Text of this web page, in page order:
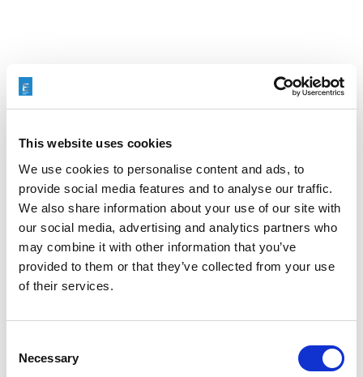
This website uses cookies
We use cookies to personalise content and ads, to
provide social media features and to analyse our traffic.
We also share information about your use of our site with
our social media, advertising and analytics partners who
may combine it with other information that you’ve
provided to them or that they’ve collected from your use
of their services.
Selection
Necessary
Search
Neueste Beiträge
ENTGRATEN VON HYDRAULIKVERTEILERBLÖCKEN:
EIN ENTSCHEIDENDER FAKTOR FÜR DIE
ZUVERLÄSSIGKEIT VON SCHWERMASCHINEN